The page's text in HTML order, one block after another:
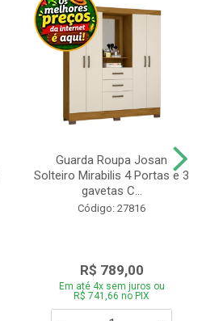
Guarda Roupa Josan
Solteiro Mirabilis 4 Portas e 3
gavetas C...
Código: 27816
R$ 789,00
Em até 4x sem juros ou
R$ 741,66 no PIX